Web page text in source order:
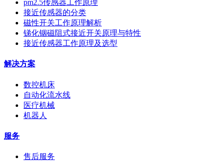
pm2.5传感器工作原理
接近传感器的分类
磁性开关工作原理解析
锑化铟磁阻式接近开关原理与特性
接近传感器工作原理及选型
解决方案
数控机床
自动化流水线
医疗机械
机器人
服务
售后服务